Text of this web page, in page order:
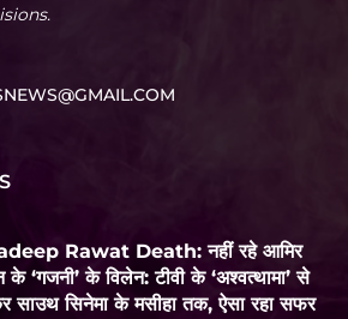
Rawat Death: नहीं रहे आमिर
के ‘गजनी’ के विलेन: टीवी के ‘अश्वत्थामा’ से
साउथ सिनेमा के मसीहा तक, ऐसा रहा सफर